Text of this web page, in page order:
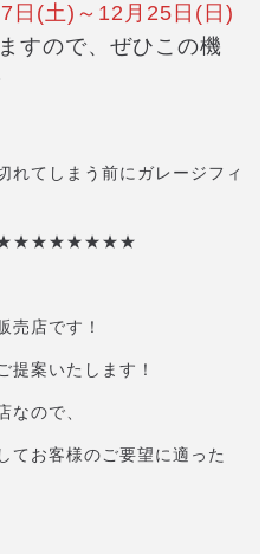
日(土)～12月25日(日)
すので、ぜひこの機
れてしまう前にガレージフィ
売店です！
提案いたします！
なので、
てお客様のご要望に適った